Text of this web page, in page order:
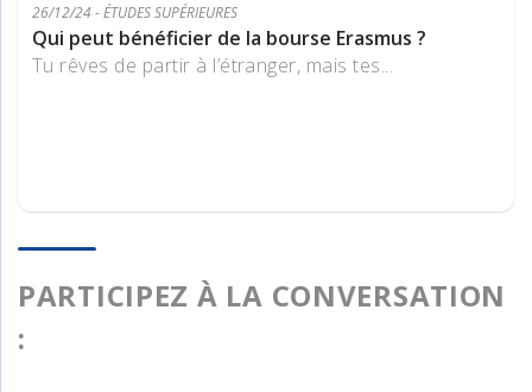
26/12/24 - ÉTUDES SUPÉRIEURES
Qui peut bénéficier de la bourse Erasmus ?
Tu rêves de partir à l’étranger, mais tes...
PARTICIPEZ À LA CONVERSATION
: